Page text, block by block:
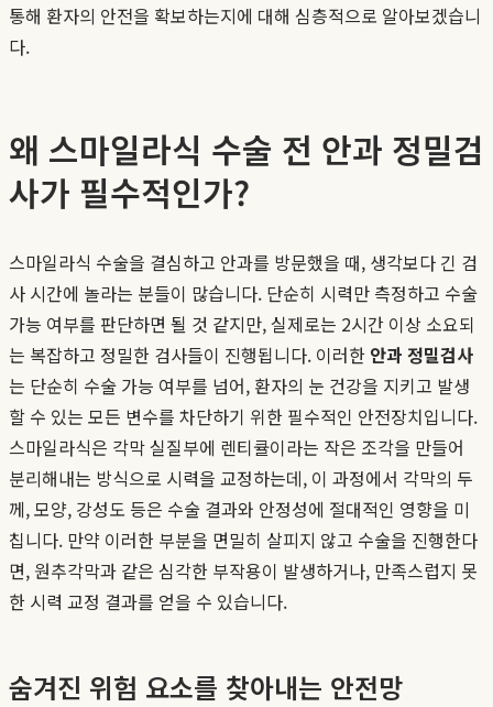
통해 환자의 안전을 확보하는지에 대해 심층적으로 알아보겠습니
다.
왜 스마일라식 수술 전 안과 정밀검
사가 필수적인가?
스마일라식 수술을 결심하고 안과를 방문했을 때, 생각보다 긴 검
사 시간에 놀라는 분들이 많습니다. 단순히 시력만 측정하고 수술
가능 여부를 판단하면 될 것 같지만, 실제로는 2시간 이상 소요되
는 복잡하고 정밀한 검사들이 진행됩니다. 이러한 안과 정밀검사
는 단순히 수술 가능 여부를 넘어, 환자의 눈 건강을 지키고 발생
할 수 있는 모든 변수를 차단하기 위한 필수적인 안전장치입니다.
스마일라식은 각막 실질부에 렌티큘이라는 작은 조각을 만들어
분리해내는 방식으로 시력을 교정하는데, 이 과정에서 각막의 두
께, 모양, 강성도 등은 수술 결과와 안정성에 절대적인 영향을 미
칩니다. 만약 이러한 부분을 면밀히 살피지 않고 수술을 진행한다
면, 원추각막과 같은 심각한 부작용이 발생하거나, 만족스럽지 못
한 시력 교정 결과를 얻을 수 있습니다.
숨겨진 위험 요소를 찾아내는 안전망